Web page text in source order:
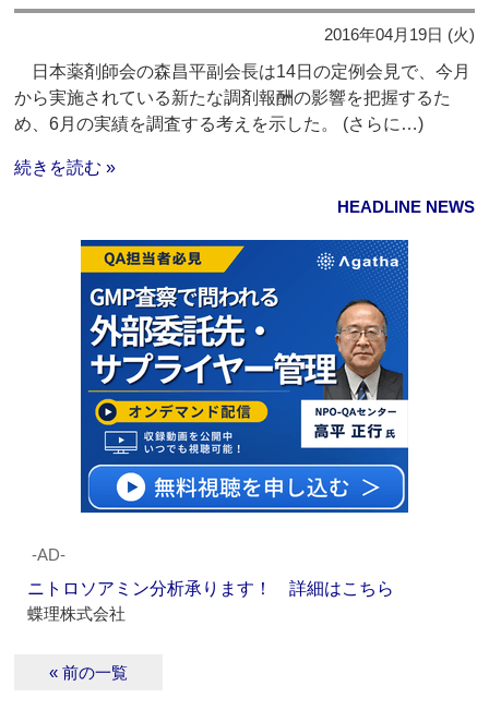
2016年04月19日 (火)
日本薬剤師会の森昌平副会長は14日の定例会見で、今月
から実施されている新たな調剤報酬の影響を把握するた
め、6月の実績を調査する考えを示した。 (さらに…)
続きを読む »
HEADLINE NEWS
‐AD‐
ニトロソアミン分析承ります！ 詳細はこちら
蝶理株式会社
« 前の一覧